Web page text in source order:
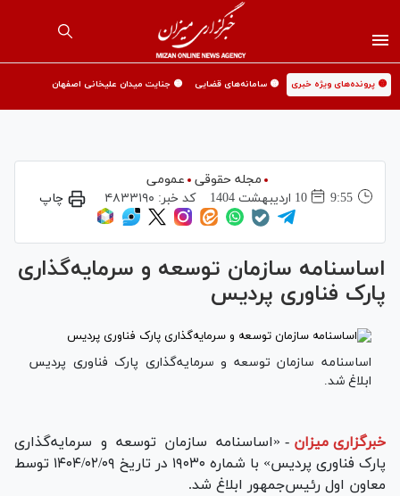
🟡 پرونده‌های ویژه خبری 🟡 سامانه‌های قضایی 🟡 جنایت میدان علیخانی اصفهان
مجله حقوقی
عمومی
9:55
10 ارديبهشت 1404 کد خبر: ۴۸۳۳۱۹۰ چاپ
اساسنامه سازمان توسعه و سرمایه‌گذاری
پارک فناوری پردیس
اساسنامه سازمان توسعه و سرمایه‌گذاری پارک فناوری پردیس
ابلاغ شد.
خبرگزاری میزان - «اساسنامه سازمان توسعه و سرمایه‌گذاری
پارک فناوری پردیس» با شماره ۱۹۰۳۰ در تاریخ ۱۴۰۴/۰۲/۰۹ توسط
معاون اول رئیس‌جمهور ابلاغ شد.